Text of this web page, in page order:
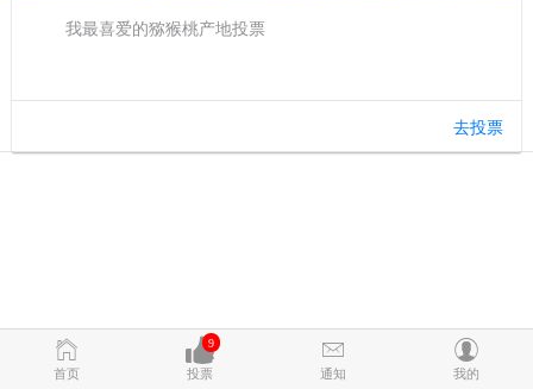
首页
9
投票 通知 我的
我最喜爱的猕猴桃产地投票
去投票